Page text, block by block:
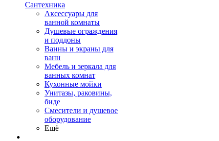
Сантехника
Аксессуары для
ванной комнаты
Душевые ограждения
и поддоны
Ванны и экраны для
ванн
Мебель и зеркала для
ванных комнат
Кухонные мойки
Унитазы, раковины,
биде
Смесители и душевое
оборудование
Ещё